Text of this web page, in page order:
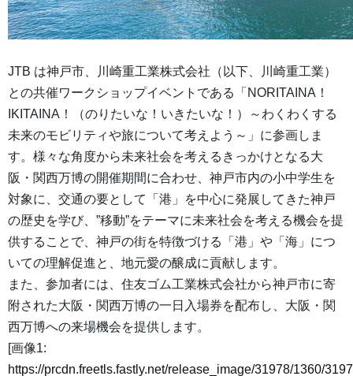
JTB は神戸市、川崎重工業株式会社（以下、川崎重工業）
との共催ワークショップイベントである「NORITAINA！
IKITAINA！（のりたいな！いきたいな！）～わくわくする
未来のモビリティや旅について考えよう～」に参画しま
す。様々な角度から未来社会を考えるきっかけとなる大
阪・関西万博の開催期間に合わせ、神戸市内の小中学生を
対象に、交通の要として「港」を中心に発展してきた神戸
の歴史を学び、”移動”をテーマに未来社会を考える機会を提
供することで、神戸の街を特徴づける「港」や「海」につ
いての理解促進と、地元愛の醸成に貢献します。
また、参加者には、住友ゴム工業株式会社から神戸市に寄
附された大阪・関西万博の一日入場券を配布し、大阪・関
西万博への来場機会を提供します。
[画像1:
https://prcdn.freetls.fastly.net/release_image/31978/1360/